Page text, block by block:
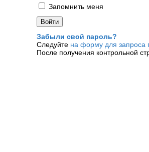
Запомнить меня
Забыли свой пароль?
Следуйте на форму для запроса
После получения контрольной